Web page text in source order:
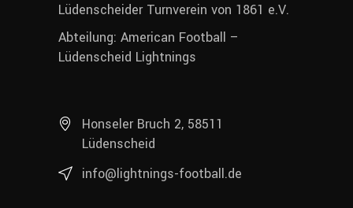
Lüdenscheider Turnverein von 1861 e.V.
Abteilung: American Football –
Lüdenscheid Lightnings
Honseler Bruch 2, 58511
Lüdenscheid
info@lightnings-football.de